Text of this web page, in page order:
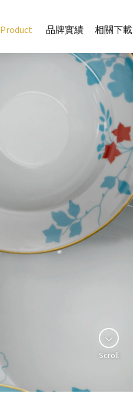
Product 品牌實績 相關下載
Scroll